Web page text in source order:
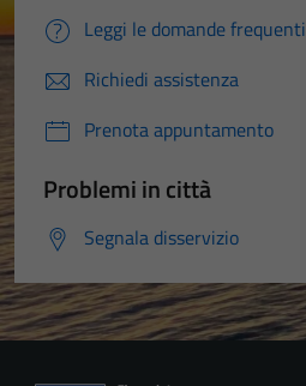
Leggi le domande frequenti
Richiedi assistenza
Prenota appuntamento
Problemi in città
Segnala disservizio